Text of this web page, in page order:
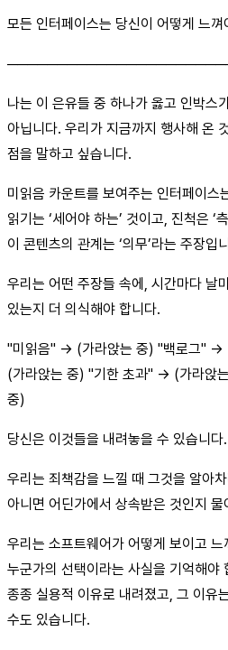
모든 인터페이스는 당신이 어떻게 느
나는 이 은유들 중 하나가 옳고 인박스
아닙니다. 우리가 지금까지 행사해 온
점을 말하고 싶습니다.
미읽음 카운트를 보여주는 인터페이스
읽기는 ‘세어야 하는’ 것이고, 진척은 ‘
이 콘텐츠의 관계는 ‘의무’라는 주장입
우리는 어떤 주장들 속에, 시간마다 날
있는지 더 의식해야 합니다.
"미읽음" → (가라앉는 중) "백로그" →
(가라앉는 중) "기한 초과" → (가라앉
중)
당신은 이것들을 내려놓을 수 있습니다.
우리는 죄책감을 느낄 때 그것을 알아
아니면 어딘가에서 상속받은 것인지 물
우리는 소프트웨어가 어떻게 보이고 느
누군가의 선택이라는 사실을 기억해야
종종 실용적 이유로 내려졌고, 그 이유
수도 있습니다.